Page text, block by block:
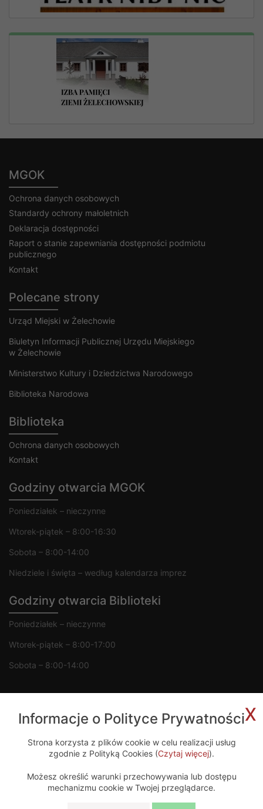
MGOK
Ochrona danych osobowych
Standardy ochrony małoletnich
Deklaracja dostępności
Raport o stanie zapewniania dostępności podmiotu
publicznego
Kontakt
Polecane strony
Urząd Miejski w Żelechowie
Biuletyn Informacji Publicznej Urzędu Miejskiego
w Żelechowie
Ministerstwo Kultury i Dziedzictwa Narodowego
Biblioteka Narodowa
Biblioteka
Ochrona danych osobowych
Kontakt
Godziny otwarcia MGOK
Poniedziałek – nieczynne
Wtorek-piątek – 8:00-16:30
Sobota – 8:00-14:00
Niedziele i święta – według kalendarza imprez
Godziny otwarcia Biblioteki
Poniedziałek – nieczynne
Wtorek-piątek – 8:00-17:00
Sobota – 8:00-14:00
Projekt i wykonanie
x
Informacje o Polityce Prywatności
Strona korzysta z plików cookie w celu realizacji usług
zgodnie z Polityką Cookies (Czytaj więcej).
Możesz określić warunki przechowywania lub dostępu
mechanizmu cookie w Twojej przeglądarce.